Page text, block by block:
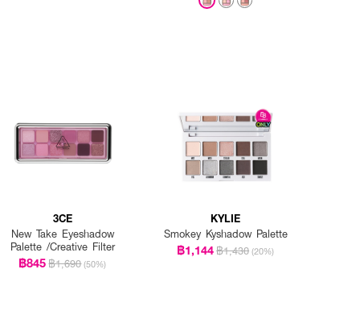
3CE
New Take Eyeshadow
Palette /Creative Filter
฿845฿1,690 (50%)
KYLIE
Smokey Kyshadow Palette
฿1,144฿1,430 (20%)